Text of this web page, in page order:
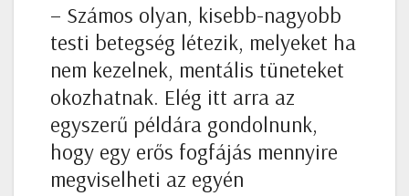
– Számos olyan, kisebb-nagyobb
testi betegség létezik, melyeket ha
nem kezelnek, mentális tüneteket
okozhatnak. Elég itt arra az
egyszerű példára gondolnunk,
hogy egy erős fogfájás mennyire
megviselheti az egyén